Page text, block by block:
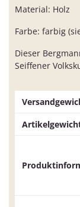
Material: Holz
Farbe: farbig
Dieser
Seiffener